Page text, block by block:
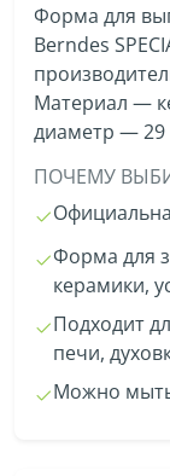
Форма для
Berndes
Материал —
диаметр — 29
ПОЧЕМУ
Форма для
керамики,
Подходит
печи,
Можно